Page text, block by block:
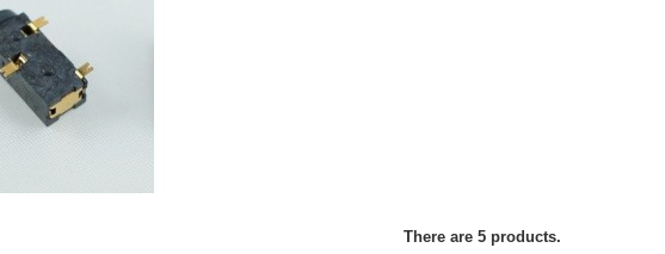
There are 5 products.